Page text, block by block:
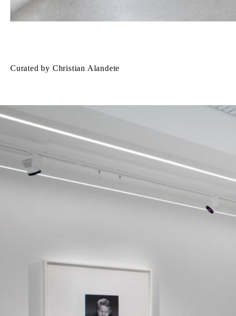
Curated by Christian Alandete